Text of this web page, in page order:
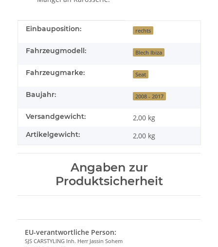
Produkteigenschaft
Wert
Einbauposition: rechts
Fahrzeugmodell: Blech Ibiza
Fahrzeugmarke: Seat
Baujahr: 2008 - 2017
Versandgewicht: 2,00 kg
Artikelgewicht: 2,00 kg
Angaben zur
Produktsicherheit
EU-verantwortliche Person:
SJS CARSTYLING Inh. Herr Jassin Sohem